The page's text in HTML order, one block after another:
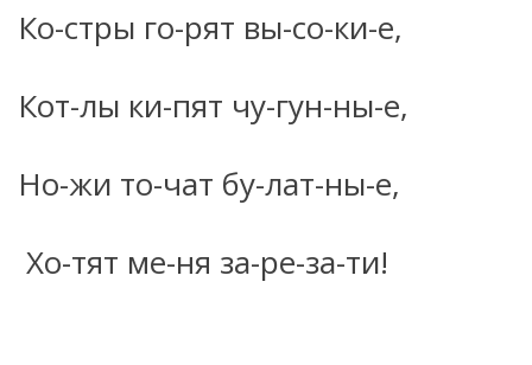
Ко-стры го-рят вы-со-ки-е,
Кот-лы ки-пят чу-гун-ны-е,
Но-жи то-чат бу-лат-ны-е,
Хо-тят ме-ня за-ре-за-ти!